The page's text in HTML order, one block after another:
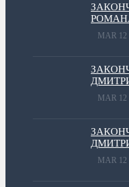
MAR 12
MAR 12
MAR 12